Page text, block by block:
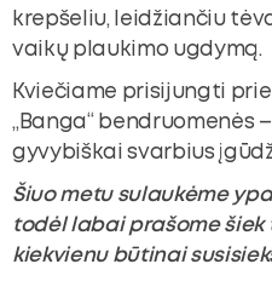
krepšeliu, leidžiančiu
vaikų plaukimo ugdymą.
Kviečiame prisijungti
„Banga“ bendruomenės
gyvybiškai svarbius
Šiuo metu sulaukėme
todėl labai prašome šiek
kiekvienu būtinai